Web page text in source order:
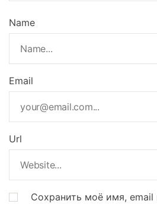
Name
Email
Url
Сохранить моё имя, email